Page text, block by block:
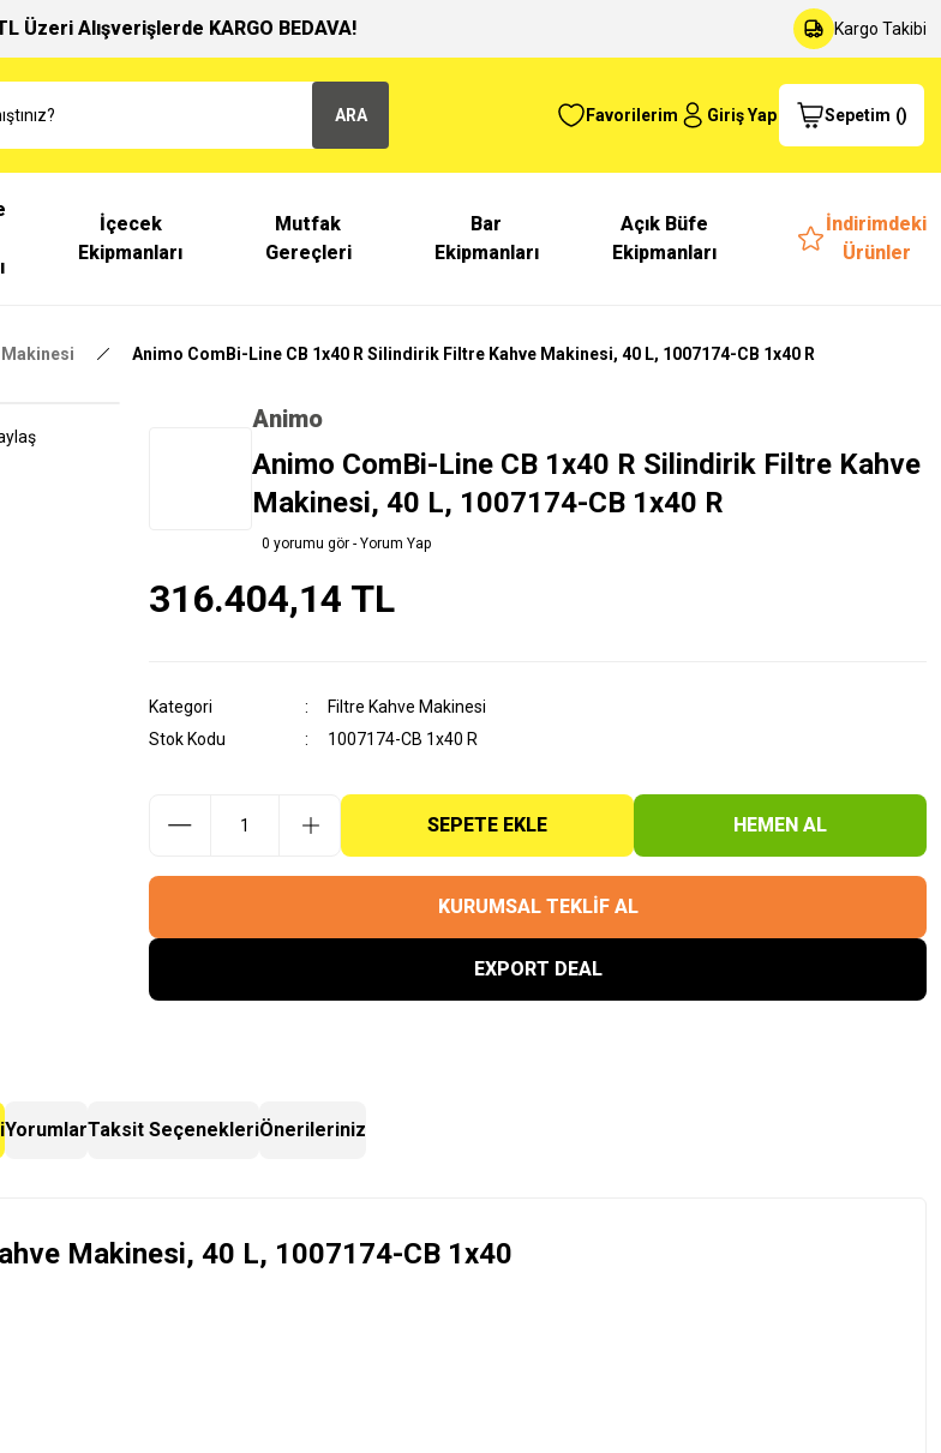
Üzeri Alışverişlerde KARGO BEDAVA! Kargo Takibi
ARA Favorilerim Giriş Yap Sepetim ()
İçecek
Ekipmanları
Mutfak
Gereçleri
Bar
Ekipmanları
Açık Büfe
Ekipmanları
İndirimdeki
Ürünler
Makinesi Animo ComBi-Line CB 1x40 R Silindirik Filtre Kahve Makinesi, 40 L, 1007174-CB 1x40 R
Animo
Animo ComBi-Line CB 1x40 R Silindirik Filtre Kahve
Makinesi, 40 L, 1007174-CB 1x40 R
0 yorumu gör - Yorum Yap
316.404,14 TL
Kategori
Filtre Kahve Makinesi
Stok Kodu
1007174-CB 1x40 R
SEPETE EKLE HEMEN AL
KURUMSAL TEKLİF AL
EXPORT DEAL
YorumlarTaksit SeçenekleriÖnerileriniz
Makinesi, 40 L, 1007174-CB 1x40